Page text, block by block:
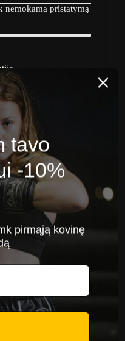
nemokamą pristatymą
Venum
tavo
-10%
pirmąją kovinę